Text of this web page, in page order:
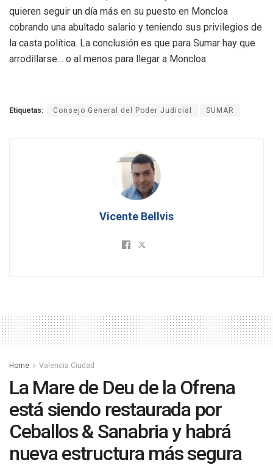
quieren seguir un día más en su puesto en Moncloa
cobrando una abultado salario y teniendo sus privilegios de
la casta política. La conclusión es que para Sumar hay que
arrodillarse… o al menos para llegar a Moncloa.
Etiquetas: Consejo General del Poder Judicial SUMAR
Vicente Bellvis
Home Valencia Ciudad
La Mare de Deu de la Ofrena
está siendo restaurada por
Ceballos & Sanabria y habrá
nueva estructura más segura